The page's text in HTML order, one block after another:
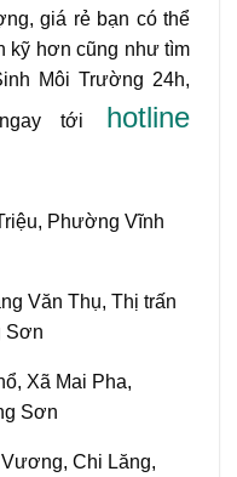
giá rẻ bạn có thể
kỹ hơn cũng như tìm
Môi Trường 24h,
tới
hotline
Phường Vĩnh
Văn Thụ, Thị trấn
Sơn
Xã Mai Pha,
Sơn
Chi Lăng,